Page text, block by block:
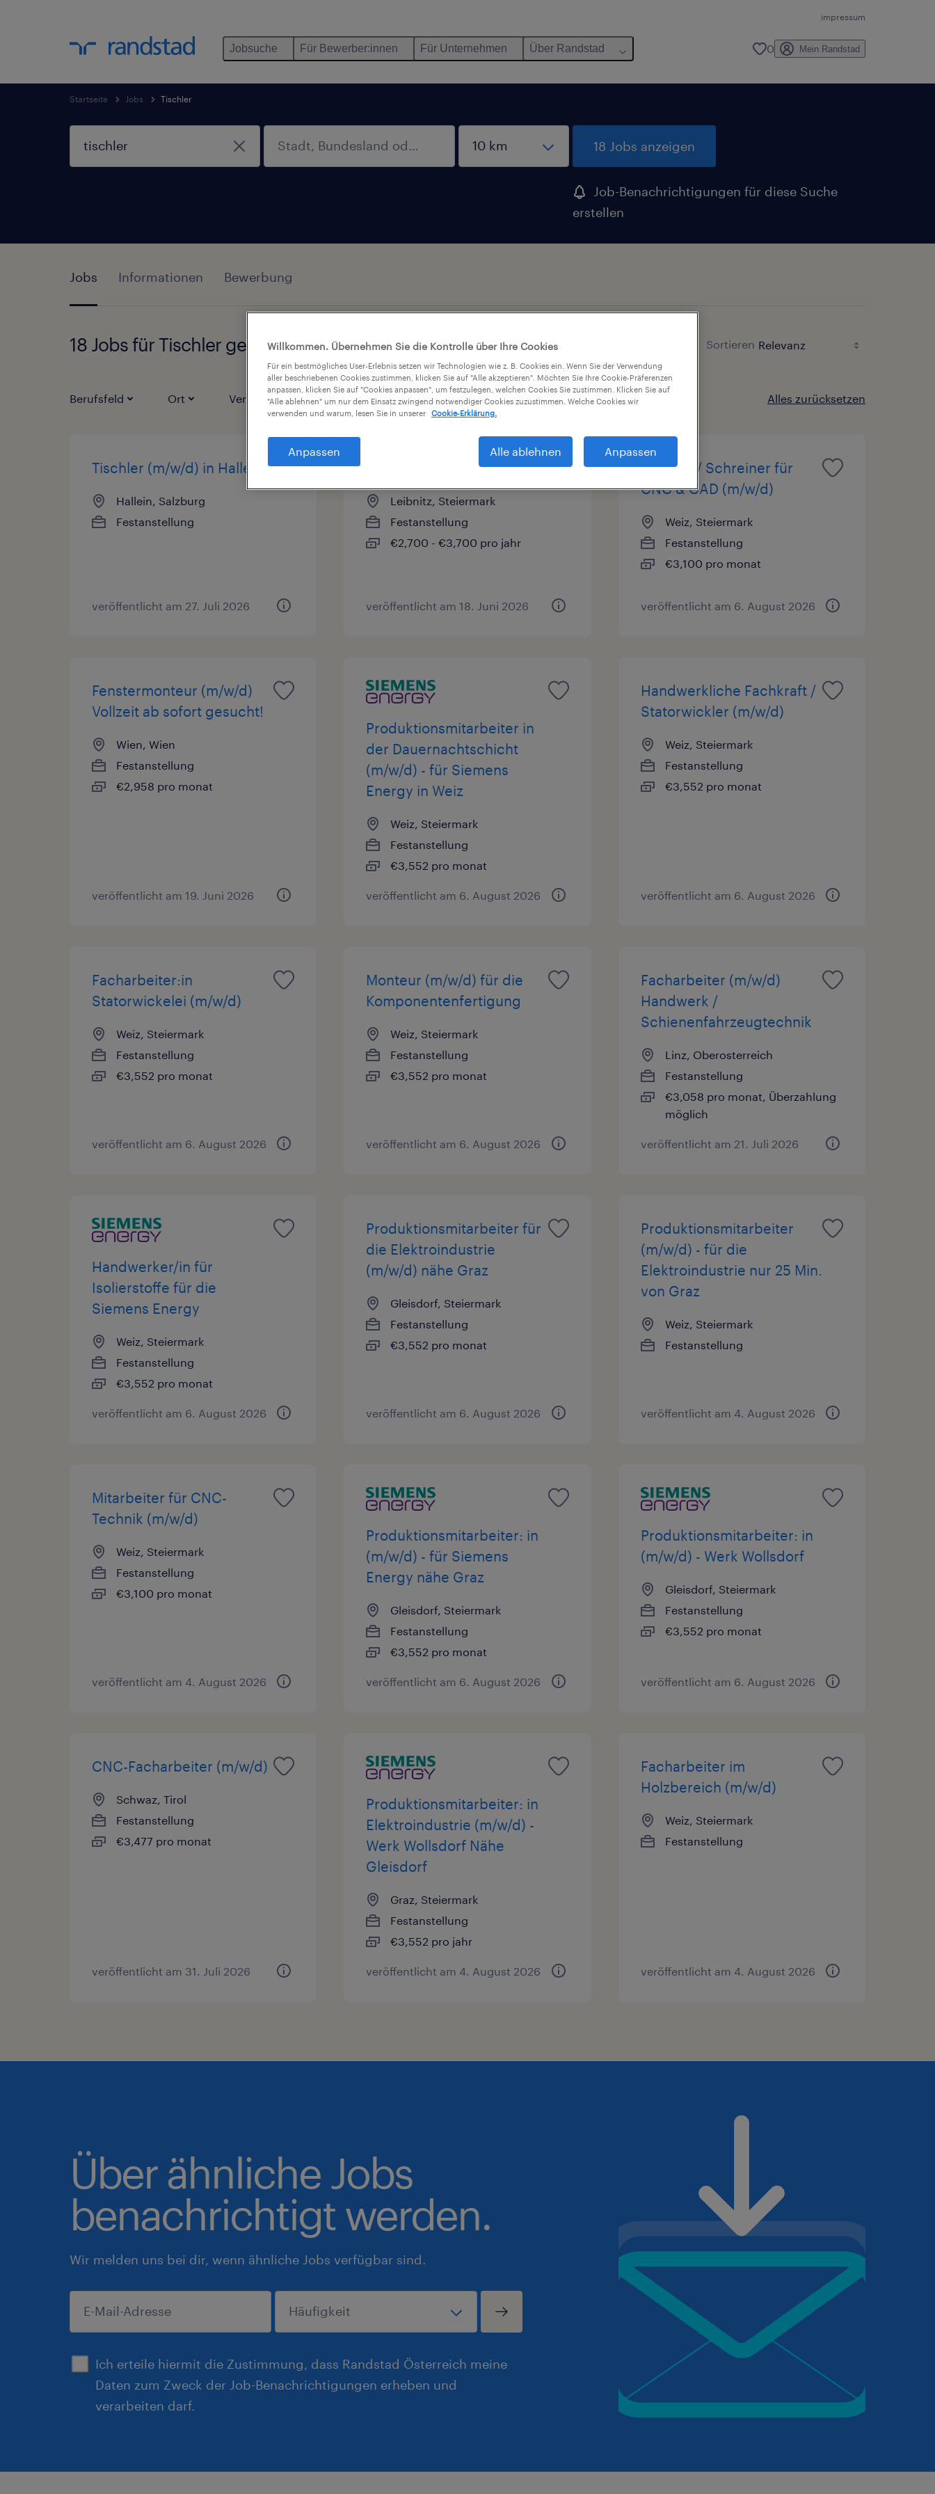
impressum
Jobsuche Für Bewerber:innen Für Unternehmen Über Randstad 0 Mein Randstad
Startseite Jobs Tischler
18 Jobs anzeigen
Job-Benachrichtigungen für diese Suche
erstellen
Jobs Informationen Bewerbung
18 Jobs für Tischler gefunden Sortieren
Berufsfeld Ort Vertragsarten Gehalt Alles zurücksetzen
Tischler (m/w/d) in Hallein
Hallein, Salzburg
Festanstellung
veröffentlicht am 27. Juli 2026
Tischler:in gesucht!
Leibnitz, Steiermark
Festanstellung
€2,700 - €3,700 pro jahr
veröffentlicht am 18. Juni 2026
Tischler / Schreiner für
CNC & CAD (m/w/d)
Weiz, Steiermark
Festanstellung
€3,100 pro monat
veröffentlicht am 6. August 2026
Fenstermonteur (m/w/d)
Vollzeit ab sofort gesucht!
Wien, Wien
Festanstellung
€2,958 pro monat
veröffentlicht am 19. Juni 2026
Produktionsmitarbeiter in
der Dauernachtschicht
(m/w/d) - für Siemens
Energy in Weiz
Weiz, Steiermark
Festanstellung
€3,552 pro monat
veröffentlicht am 6. August 2026
Handwerkliche Fachkraft /
Statorwickler (m/w/d)
Weiz, Steiermark
Festanstellung
€3,552 pro monat
veröffentlicht am 6. August 2026
Facharbeiter:in
Statorwickelei (m/w/d)
Weiz, Steiermark
Festanstellung
€3,552 pro monat
veröffentlicht am 6. August 2026
Monteur (m/w/d) für die
Komponentenfertigung
Weiz, Steiermark
Festanstellung
€3,552 pro monat
veröffentlicht am 6. August 2026
Facharbeiter (m/w/d)
Handwerk /
Schienenfahrzeugtechnik
Linz, Oberosterreich
Festanstellung
€3,058 pro monat, Überzahlung
möglich
veröffentlicht am 21. Juli 2026
Handwerker/in für
Isolierstoffe für die
Siemens Energy
Weiz, Steiermark
Festanstellung
€3,552 pro monat
veröffentlicht am 6. August 2026
Produktionsmitarbeiter für
die Elektroindustrie
(m/w/d) nähe Graz
Gleisdorf, Steiermark
Festanstellung
€3,552 pro monat
veröffentlicht am 6. August 2026
Produktionsmitarbeiter
(m/w/d) - für die
Elektroindustrie nur 25 Min.
von Graz
Weiz, Steiermark
Festanstellung
veröffentlicht am 4. August 2026
Mitarbeiter für CNC-
Technik (m/w/d)
Weiz, Steiermark
Festanstellung
€3,100 pro monat
veröffentlicht am 4. August 2026
Produktionsmitarbeiter: in
(m/w/d) - für Siemens
Energy nähe Graz
Gleisdorf, Steiermark
Festanstellung
€3,552 pro monat
veröffentlicht am 6. August 2026
Produktionsmitarbeiter: in
(m/w/d) - Werk Wollsdorf
Gleisdorf, Steiermark
Festanstellung
€3,552 pro monat
veröffentlicht am 6. August 2026
CNC-Facharbeiter (m/w/d)
Schwaz, Tirol
Festanstellung
€3,477 pro monat
veröffentlicht am 31. Juli 2026
Produktionsmitarbeiter: in
Elektroindustrie (m/w/d) -
Werk Wollsdorf Nähe
Gleisdorf
Graz, Steiermark
Festanstellung
€3,552 pro jahr
veröffentlicht am 4. August 2026
Facharbeiter im
Holzbereich (m/w/d)
Weiz, Steiermark
Festanstellung
veröffentlicht am 4. August 2026
Über ähnliche Jobs
benachrichtigt werden.
Wir melden uns bei dir, wenn ähnliche Jobs verfügbar sind.
Ich erteile hiermit die Zustimmung, dass Randstad Österreich meine
Daten zum Zweck der Job-Benachrichtigungen erheben und
verarbeiten darf.
einreichen
Willkommen. Übernehmen Sie die Kontrolle über Ihre Cookies
Für ein bestmögliches User-Erlebnis setzen wir Technologien wie z. B. Cookies ein. Wenn Sie der Verwendung
aller beschriebenen Cookies zustimmen, klicken Sie auf "Alle akzeptieren". Möchten Sie Ihre Cookie-Präferenzen
anpassen, klicken Sie auf "Cookies anpassen", um festzulegen, welchen Cookies Sie zustimmen. Klicken Sie auf
"Alle ablehnen" um nur dem Einsatz zwingend notwendiger Cookies zuzustimmen. Welche Cookies wir
verwenden und warum, lesen Sie in unserer
Cookie-Erklärung.
Anpassen Alle ablehnen Anpassen